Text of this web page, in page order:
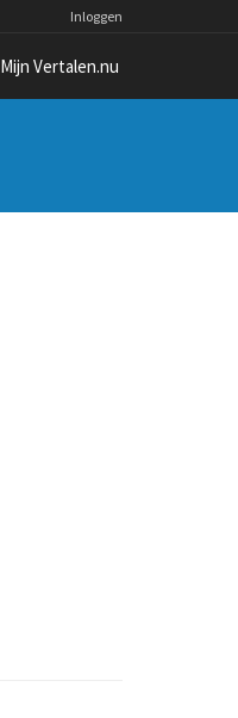
Inloggen
Mijn Vertalen.nu